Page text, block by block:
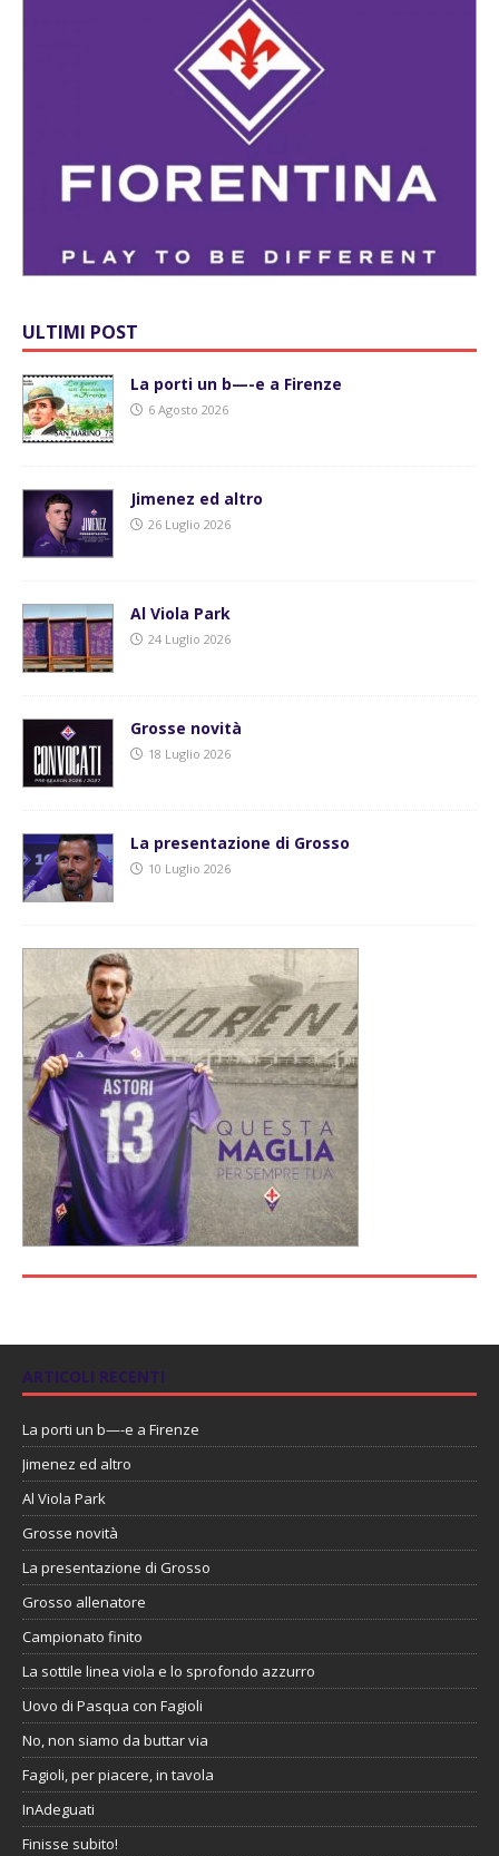
ULTIMI POST
La porti un b—-e a Firenze
6 Agosto 2026
Jimenez ed altro
26 Luglio 2026
Al Viola Park
24 Luglio 2026
Grosse novità
18 Luglio 2026
La presentazione di Grosso
10 Luglio 2026
ARTICOLI RECENTI
La porti un b—-e a Firenze
Jimenez ed altro
Al Viola Park
Grosse novità
La presentazione di Grosso
Grosso allenatore
Campionato finito
La sottile linea viola e lo sprofondo azzurro
Uovo di Pasqua con Fagioli
No, non siamo da buttar via
Fagioli, per piacere, in tavola
InAdeguati
Finisse subito!